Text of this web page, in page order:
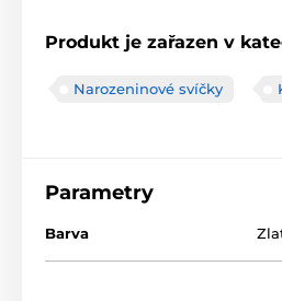
Produkt je zařazen v
Narozeninové svíčky
Parametry
Barva